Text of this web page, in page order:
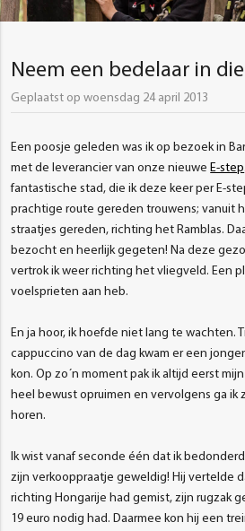
Neem een bedelaar in
Geplaatst op woensdag 24 april 2013
Een poosje geleden was ik op bezoek in
met de leverancier van onze nieuweE-step
fantastische stad, die ik deze keer per E-
prachtige route gereden trouwens; vanuit
straatjes gereden, richting het Ramblas.
bezocht en heerlijk gegeten! Na deze
vertrok ik weer richting het vliegveld. Een
voelsprieten aan heb.
En ja hoor, ik hoefde niet lang te wachten.
cappuccino van de dag kwam er een
kon. Op zo´n moment pak ik altijd eerst
heel bewust opruimen en vervolgens ga ik
horen.
Ik wist vanaf seconde één dat ik
zijn verkooppraatje geweldig! Hij vertelde
richting Hongarije had gemist, zijn rugzak
19 euro nodig had. Daarmee kon hij een